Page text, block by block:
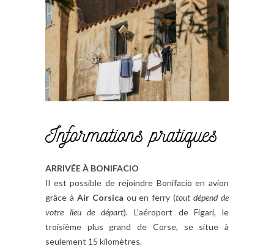
Informations pratiques
ARRIVÉE À BONIFACIO
Il est possible de rejoindre Bonifacio en avion
grâce à Air Corsica ou en ferry (tout dépend de
votre lieu de départ). L’aéroport de Figari, le
troisième plus grand de Corse, se situe à
seulement 15 kilomètres.